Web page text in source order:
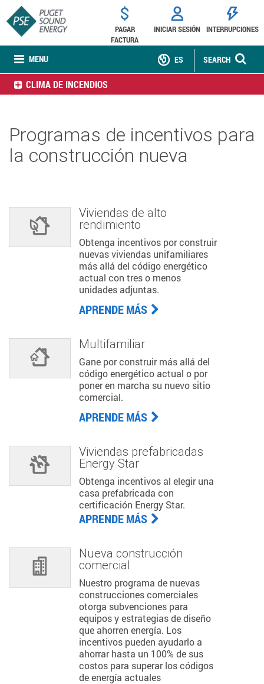
MENU
PAGAR
FACTURA
INICIAR SESIÓN INTERRUPCIONES
SEARCH
ES
CLIMA DE INCENDIOS
Programas de incentivos para
la construcción nueva
Viviendas de alto
rendimiento
Obtenga incentivos por construir
nuevas viviendas unifamiliares
más allá del código energético
actual con tres o menos
unidades adjuntas.
APRENDE MÁS
Multifamiliar
Gane por construir más allá del
código energético actual o por
poner en marcha su nuevo sitio
comercial.
APRENDE MÁS
Viviendas prefabricadas
Energy Star
Obtenga incentivos al elegir una
casa prefabricada con
certificación Energy Star.
APRENDE MÁS
Nueva construcción
comercial
Nuestro programa de nuevas
construcciones comerciales
otorga subvenciones para
equipos y estrategias de diseño
que ahorren energía. Los
incentivos pueden ayudarlo a
ahorrar hasta un 100% de sus
costos para superar los códigos
de energía actuales